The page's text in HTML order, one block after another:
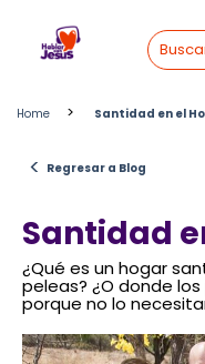
content
Home > Santidad en el
< Regresar a Blog
Santidad
¿Qué es un hogar
peleas? ¿O donde
porque no lo